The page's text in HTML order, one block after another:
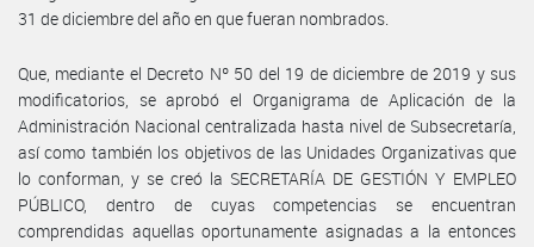
31 de diciembre del año en que fueran nombrados.
Que, mediante el Decreto Nº 50 del 19 de diciembre de 2019 y sus
modificatorios, se aprobó el Organigrama de Aplicación de la
Administración Nacional centralizada hasta nivel de Subsecretaría,
así como también los objetivos de las Unidades Organizativas que
lo conforman, y se creó la SECRETARÍA DE GESTIÓN Y EMPLEO
PÚBLICO, dentro de cuyas competencias se encuentran
comprendidas aquellas oportunamente asignadas a la entonces